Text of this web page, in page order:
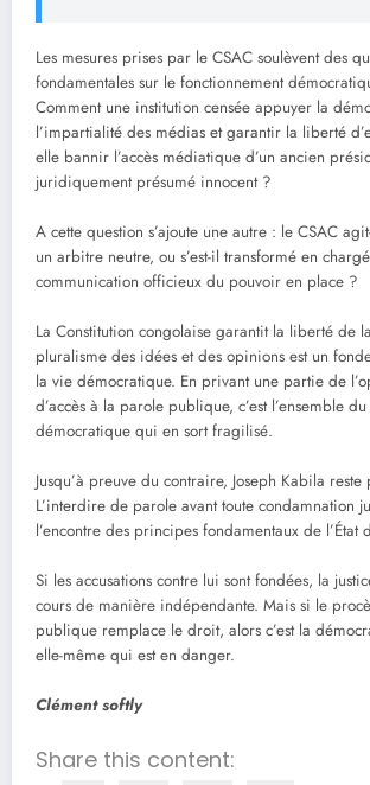
Les mesures prises par le CSAC soulèvent des
fondamentales sur le fonctionnement
Comment une institution censée appuyer la
l’impartialité des médias et garantir la liberté
elle bannir l’accès médiatique d’un ancien
juridiquement présumé innocent ?
A cette question s’ajoute une autre : le CSAC
un arbitre neutre, ou s’est-il transformé en
communication officieux du pouvoir en place ?
La Constitution congolaise garantit la liberté de
pluralisme des idées et des opinions est un
la vie démocratique. En privant une partie de
d’accès à la parole publique, c’est l’ensemble
démocratique qui en sort fragilisé.
Jusqu’à preuve du contraire, Joseph Kabila
L’interdire de parole avant toute condamnation
l’encontre des principes fondamentaux de l’État
Si les accusations contre lui sont fondées, la
cours de manière indépendante. Mais si le
publique remplace le droit, alors c’est la
elle-même qui est en danger.
Clément softly
Share this content: